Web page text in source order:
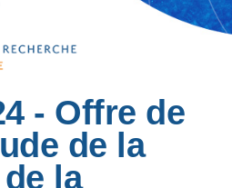
- Offre de
de la
la